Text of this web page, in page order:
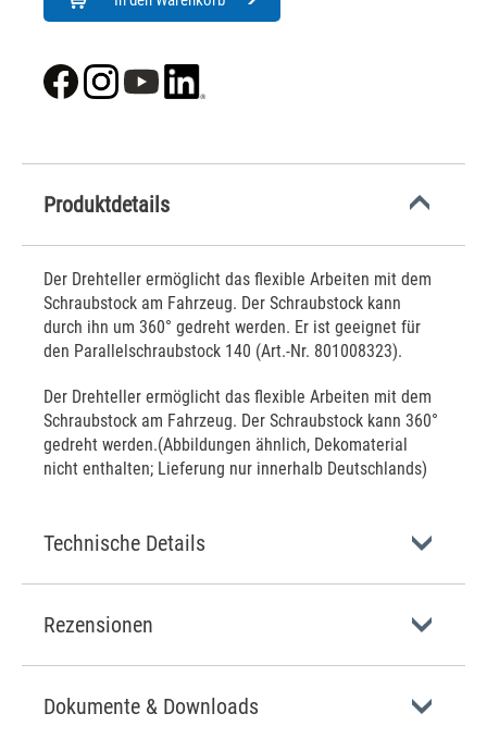
Produktdetails
Der Drehteller ermöglicht das flexible Arbeiten mit dem
Schraubstock am Fahrzeug. Der Schraubstock kann
durch ihn um 360° gedreht werden. Er ist geeignet für
den Parallelschraubstock 140 (Art.-Nr. 801008323).
Der Drehteller ermöglicht das flexible Arbeiten mit dem
Schraubstock am Fahrzeug. Der Schraubstock kann 360°
gedreht werden.(Abbildungen ähnlich, Dekomaterial
nicht enthalten; Lieferung nur innerhalb Deutschlands)
Technische Details
Rezensionen
Dokumente & Downloads